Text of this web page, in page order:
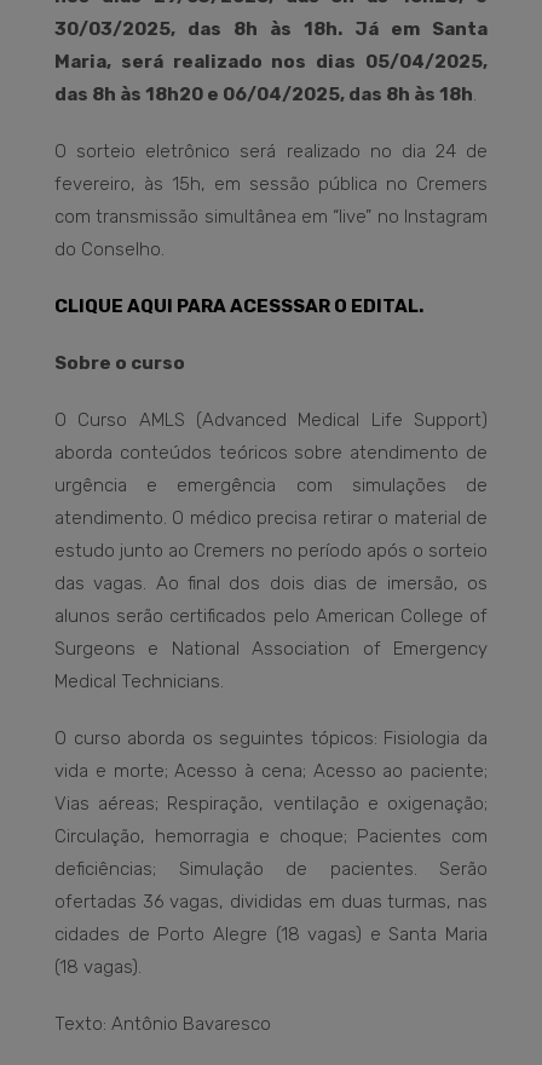
30/03/2025, das 8h às 18h. Já em Santa
Maria, será realizado nos dias 05/04/2025,
das 8h às 18h20 e 06/04/2025, das 8h às 18h.
O sorteio eletrônico será realizado no dia 24 de
fevereiro, às 15h, em sessão pública no Cremers
com transmissão simultânea em “live” no Instagram
do Conselho.
CLIQUE AQUI PARA ACESSSAR O EDITAL.
Sobre o curso
O Curso AMLS (Advanced Medical Life Support)
aborda conteúdos teóricos sobre atendimento de
urgência e emergência com simulações de
atendimento. O médico precisa retirar o material de
estudo junto ao Cremers no período após o sorteio
das vagas. Ao final dos dois dias de imersão, os
alunos serão certificados pelo American College of
Surgeons e National Association of Emergency
Medical Technicians.
O curso aborda os seguintes tópicos: Fisiologia da
vida e morte; Acesso à cena; Acesso ao paciente;
Vias aéreas; Respiração, ventilação e oxigenação;
Circulação, hemorragia e choque; Pacientes com
deficiências; Simulação de pacientes. Serão
ofertadas 36 vagas, divididas em duas turmas, nas
cidades de Porto Alegre (18 vagas) e Santa Maria
(18 vagas).
Texto: Antônio Bavaresco